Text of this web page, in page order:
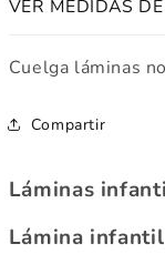
VER MEDIDAS
Cuelga láminas
Compartir
Láminas
Lámina